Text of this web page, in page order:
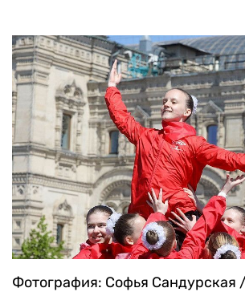
Фотография: Софья Сандурская